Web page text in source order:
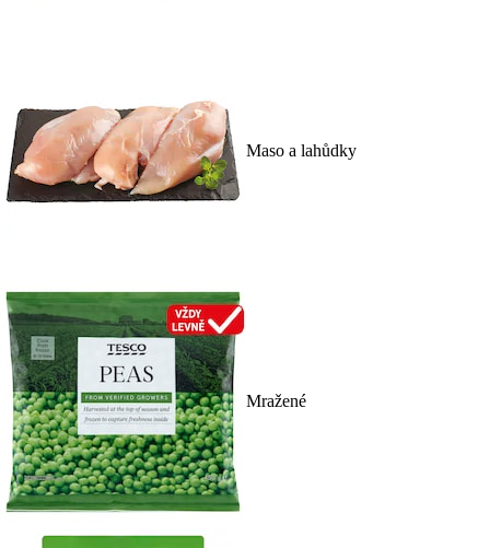
Maso a lahůdky
Mražené